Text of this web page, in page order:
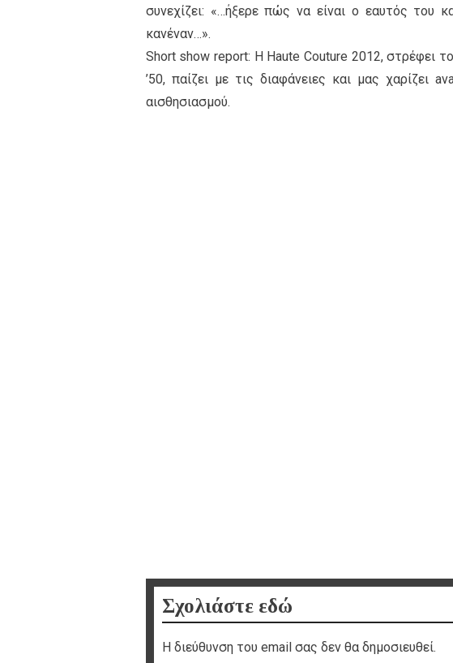
συνεχίζει: «…ήξερε πώς να είναι ο εαυτός του
κανέναν…».
Short show report: Η Ηaute Couture 2012, στρέφει
’50, παίζει με τις διαφάνειες και μας χαρίζει
αισθησιασμού.
Σχολιάστε εδώ
Η διεύθυνση του email σας δεν θα δημοσιευθεί.